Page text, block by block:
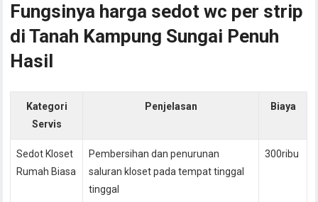
Fungsinya harga sedot wc per strip
di Tanah Kampung Sungai Penuh
Hasil
Kategori
Servis
Penjelasan Biaya
Sedot Kloset
Rumah Biasa
Pembersihan dan penurunan
saluran kloset pada tempat tinggal
tinggal
300ribu